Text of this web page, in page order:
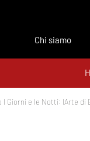
Chi siamo
e le Notti: lArte di